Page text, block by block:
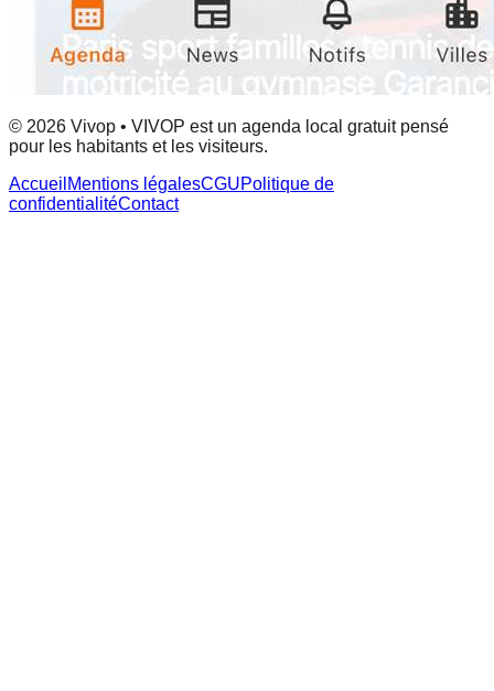
© 2026 Vivop • VIVOP est un agenda local gratuit pensé
pour les habitants et les visiteurs.
Accueil Mentions légalesCGUPolitique de
confidentialitéContact